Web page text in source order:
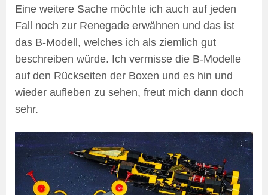
Eine weitere Sache möchte ich auch auf jeden
Fall noch zur Renegade erwähnen und das ist
das B-Modell, welches ich als ziemlich gut
beschreiben würde. Ich vermisse die B-Modelle
auf den Rückseiten der Boxen und es hin und
wieder aufleben zu sehen, freut mich dann doch
sehr.